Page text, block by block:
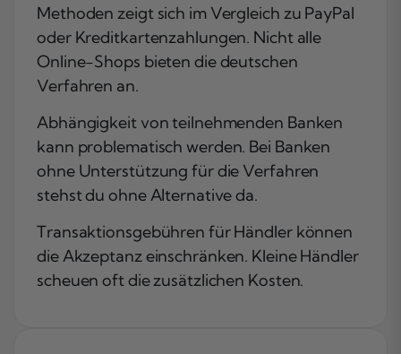
Methoden zeigt sich im Vergleich zu PayPal
oder Kreditkartenzahlungen. Nicht alle
Online-Shops bieten die deutschen
Verfahren an.
Abhängigkeit von teilnehmenden Banken
kann problematisch werden. Bei Banken
ohne Unterstützung für die Verfahren
stehst du ohne Alternative da.
Transaktionsgebühren für Händler können
die Akzeptanz einschränken. Kleine Händler
scheuen oft die zusätzlichen Kosten.